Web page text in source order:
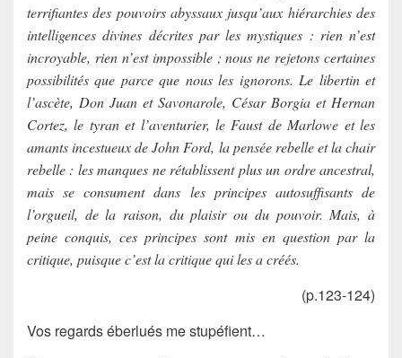
terrifiantes des pouvoirs abyssaux jusqu’aux hiérarchies des
intelligences divines décrites par les mystiques : rien n’est
incroyable, rien n’est impossible ; nous ne rejetons certaines
possibilités que parce que nous les ignorons. Le libertin et
l’ascète, Don Juan et Savonarole, César Borgia et Hernan
Cortez, le tyran et l’aventurier, le Faust de Marlowe et les
amants incestueux de John Ford, la pensée rebelle et la chair
rebelle : les manques ne rétablissent plus un ordre ancestral,
mais se consument dans les principes autosuffisants de
l’orgueil, de la raison, du plaisir ou du pouvoir. Mais, à
peine conquis, ces principes sont mis en question par la
critique, puisque c’est la critique qui les a créés.
(p.123-124)
Vos regards éberlués me stupéfient…